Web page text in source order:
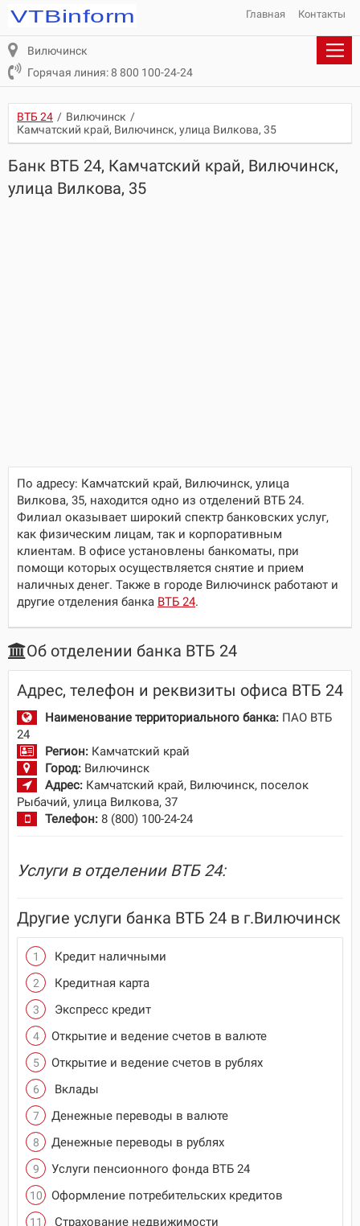
Главная Контакты
Вилючинск
Горячая линия: 8 800 100-24-24
ВТБ 24 / Вилючинск /
Камчатский край, Вилючинск, улица Вилкова, 35
Банк ВТБ 24, Камчатский край, Вилючинск,
улица Вилкова, 35
По адресу: Камчатский край, Вилючинск, улица
Вилкова, 35, находится одно из отделений ВТБ 24.
Филиал оказывает широкий спектр банковских услуг,
как физическим лицам, так и корпоративным
клиентам. В офисе установлены банкоматы, при
помощи которых осуществляется снятие и прием
наличных денег. Также в городе Вилючинск работают и
другие отделения банка ВТБ 24.
Об отделении банка ВТБ 24
Адрес, телефон и реквизиты офиса ВТБ 24
Наименование территориального банка: ПАО ВТБ
24
Регион: Камчатский край
Город: Вилючинск
Адрес: Камчатский край, Вилючинск, поселок
Рыбачий, улица Вилкова, 37
Телефон: 8 (800) 100-24-24
Услуги в отделении ВТБ 24:
Другие услуги банка ВТБ 24 в г.Вилючинск
Кредит наличными
Кредитная карта
Экспресс кредит
Открытие и ведение счетов в валюте
Открытие и ведение счетов в рублях
Вклады
Денежные переводы в валюте
Денежные переводы в рублях
Услуги пенсионного фонда ВТБ 24
Оформление потребительских кредитов
Страхование недвижимости